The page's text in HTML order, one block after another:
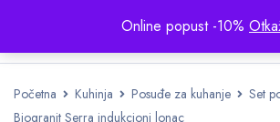
Online popust -10%
Početna Kuhinja Posuđe za kuhanje Set
Biogranit Serra indukcioni lonac